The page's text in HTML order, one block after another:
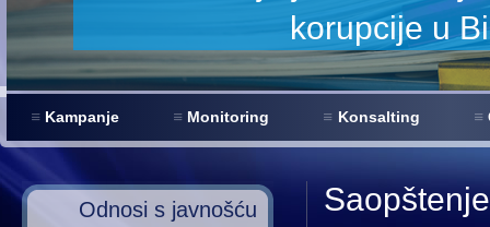
Kampanje Monitoring Konsalting
Odnosi s javnošću